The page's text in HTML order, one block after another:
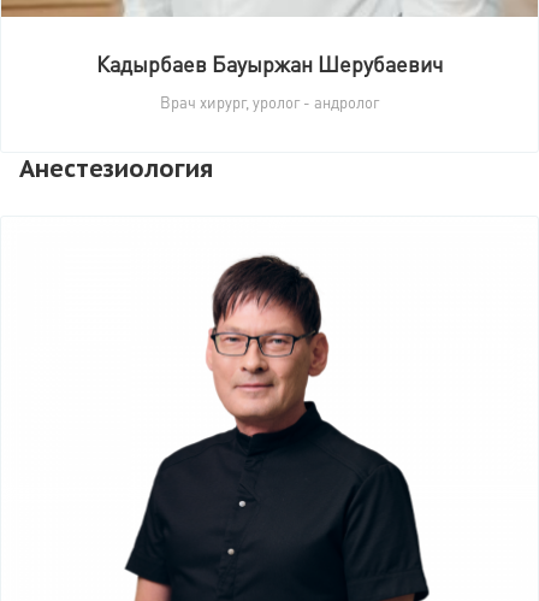
Кадырбаев Бауыржан Шерубаевич
Врач хирург, уролог - андролог
Анестезиология